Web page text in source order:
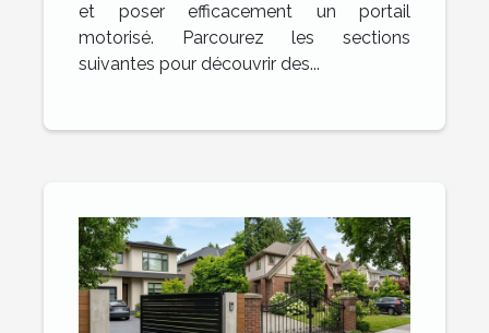
et poser efficacement un portail
motorisé. Parcourez les sections
suivantes pour découvrir des...